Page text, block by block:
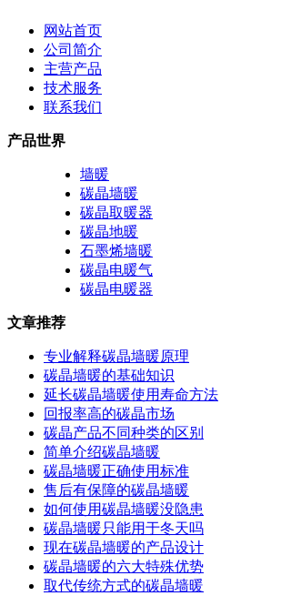
网站首页
公司简介
主营产品
技术服务
联系我们
产品世界
墙暖
碳晶墙暖
碳晶取暖器
碳晶地暖
石墨烯墙暖
碳晶电暖气
碳晶电暖器
文章推荐
专业解释碳晶墙暖原理
碳晶墙暖的基础知识
延长碳晶墙暖使用寿命方法
回报率高的碳晶市场
碳晶产品不同种类的区别
简单介绍碳晶墙暖
碳晶墙暖正确使用标准
售后有保障的碳晶墙暖
如何使用碳晶墙暖没隐患
碳晶墙暖只能用于冬天吗
现在碳晶墙暖的产品设计
碳晶墙暖的六大特殊优势
取代传统方式的碳晶墙暖